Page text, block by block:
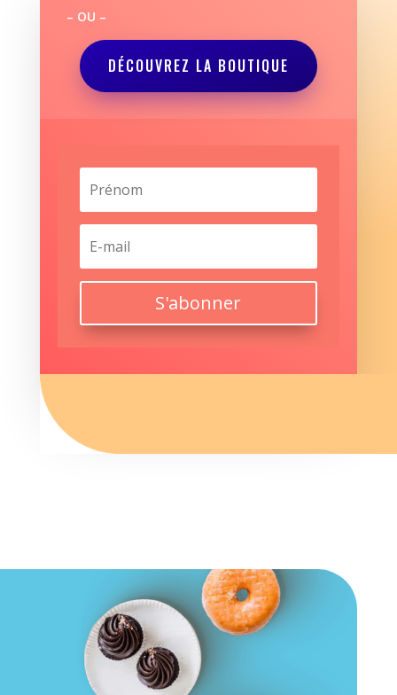
– OU –
DÉCOUVREZ LA BOUTIQUE
S'abonner